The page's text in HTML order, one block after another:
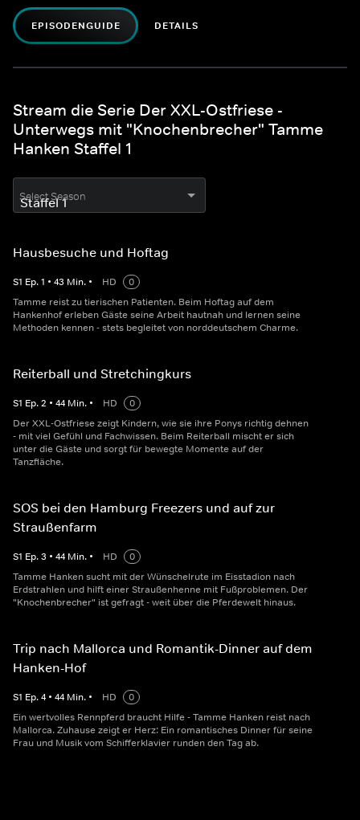
EPISODENGUIDE DETAILS
Stream die Serie Der XXL-Ostfriese -
Unterwegs mit "Knochenbrecher" Tamme
Hanken Staffel 1
Select Season
Hausbesuche und Hoftag
S1 Ep.1 • 43 Min. • HD
0
Tamme reist zu tierischen Patienten. Beim Hoftag auf dem
Hankenhof erleben Gäste seine Arbeit hautnah und lernen seine
Methoden kennen - stets begleitet von norddeutschem Charme.
Reiterball und Stretchingkurs
S1 Ep.2 • 44 Min. • HD
0
Der XXL-Ostfriese zeigt Kindern, wie sie ihre Ponys richtig dehnen
- mit viel Gefühl und Fachwissen. Beim Reiterball mischt er sich
unter die Gäste und sorgt für bewegte Momente auf der
Tanzfläche.
SOS bei den Hamburg Freezers und auf zur
Straußenfarm
S1 Ep.3 • 44 Min. • HD
0
Tamme Hanken sucht mit der Wünschelrute im Eisstadion nach
Erdstrahlen und hilft einer Straußenhenne mit Fußproblemen. Der
"Knochenbrecher" ist gefragt - weit über die Pferdewelt hinaus.
Trip nach Mallorca und Romantik-Dinner auf dem
Hanken-Hof
S1 Ep.4 • 44 Min. • HD
0
Ein wertvolles Rennpferd braucht Hilfe - Tamme Hanken reist nach
Mallorca. Zuhause zeigt er Herz: Ein romantisches Dinner für seine
Frau und Musik vom Schifferklavier runden den Tag ab.